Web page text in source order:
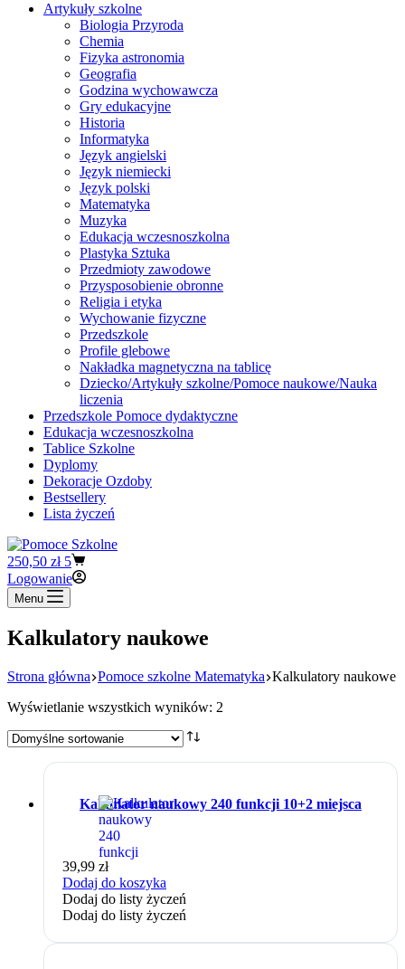
Artykuły szkolne
Biologia Przyroda
Chemia
Fizyka astronomia
Geografia
Godzina wychowawcza
Gry edukacyjne
Historia
Informatyka
Język angielski
Język niemiecki
Język polski
Matematyka
Muzyka
Edukacja wczesnoszkolna
Plastyka Sztuka
Przedmioty zawodowe
Przysposobienie obronne
Religia i etyka
Wychowanie fizyczne
Przedszkole
Profile glebowe
Nakładka magnetyczna na tablicę
Dziecko/Artykuły szkolne/Pomoce naukowe/Nauka
liczenia
Przedszkole Pomoce dydaktyczne
Edukacja wczesnoszkolna
Tablice Szkolne
Dyplomy
Dekoracje Ozdoby
Bestsellery
Lista życzeń
Koszyk
250,50 zł 5
Logowanie
Menu
Kalkulatory naukowe
Strona główna Pomoce szkolne Matematyka Kalkulatory naukowe
Wyświetlanie wszystkich wyników: 2
Kalkulator naukowy 240 funkcji 10+2 miejsca
39,99 zł
Dodaj do koszyka
Dodaj do listy życzeń
Dodaj do listy życzeń